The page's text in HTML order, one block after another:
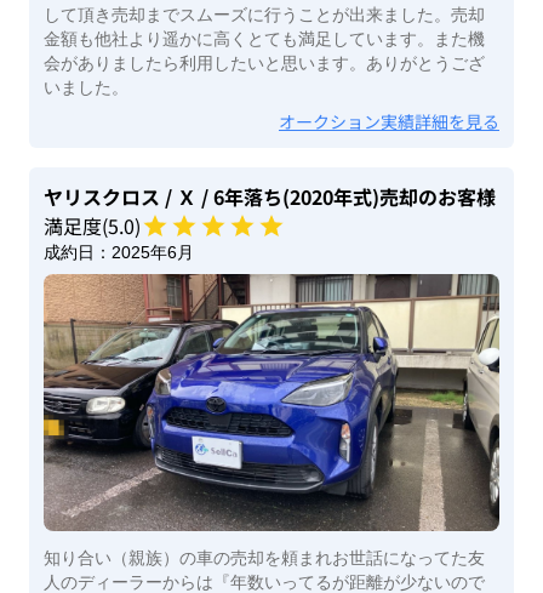
して頂き売却までスムーズに行うことが出来ました。売却
金額も他社より遥かに高くとても満足しています。また機
会がありましたら利用したいと思います。ありがとうござ
いました。
オークション実績詳細を見る
ヤリスクロス / Ｘ / 6年落ち(2020年式)売却のお客様
満足度(5.0)
成約日： 2025年6月
知り合い（親族）の車の売却を頼まれお世話になってた友
人のディーラーからは『年数いってるが距離が少ないので